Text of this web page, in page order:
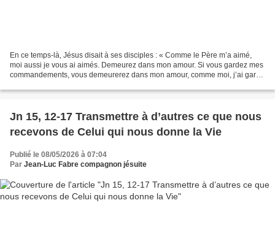
En ce temps-là, Jésus disait à ses disciples : « Comme le Père m’a aimé,
moi aussi je vous ai aimés. Demeurez dans mon amour. Si vous gardez mes
commandements, vous demeurerez dans mon amour, comme moi, j’ai gardé
Jn 15, 12-17 Transmettre à d’autres ce que nous
recevons de Celui qui nous donne la Vie
Publié le 08/05/2026 à 07:04
Par Jean-Luc Fabre compagnon jésuite